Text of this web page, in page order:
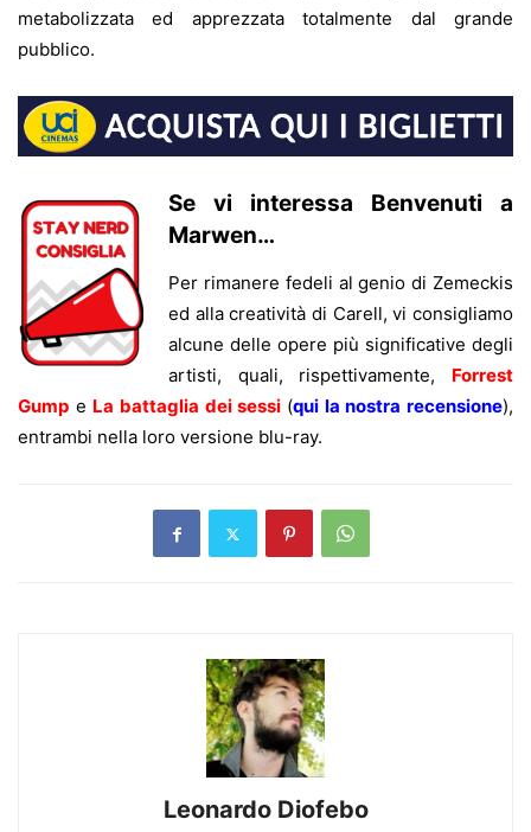
metabolizzata ed apprezzata totalmente dal grande
pubblico.
Se vi interessa Benvenuti a
Marwen…
Per rimanere fedeli al genio di Zemeckis
ed alla creatività di Carell, vi consigliamo
alcune delle opere più significative degli
artisti, quali, rispettivamente, Forrest
Gump e La battaglia dei sessi (qui la nostra recensione),
entrambi nella loro versione blu-ray.
Leonardo Diofebo